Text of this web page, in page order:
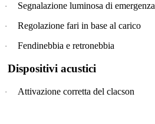
· Segnalazione luminosa di emergenza
· Regolazione fari in base al carico
· Fendinebbia e retronebbia
Dispositivi acustici
· Attivazione corretta del clacson